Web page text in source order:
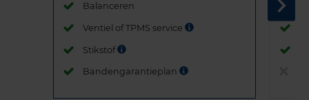
Balanceren
Ventiel of TPMS service
Stikstof
Bandengarantieplan